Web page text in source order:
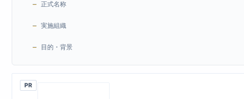
正式名称
実施組織
目的・背景
PR